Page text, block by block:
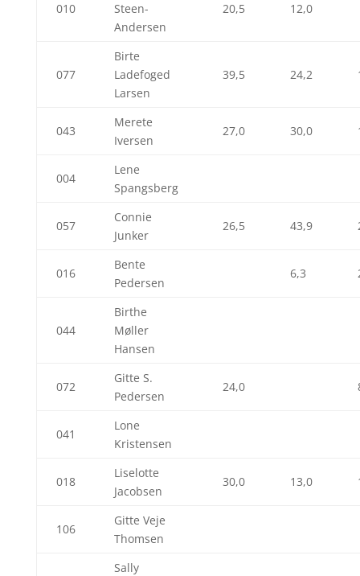
010
Steen-
Andersen
20,5 12,0
077
Birte
Ladefoged
Larsen
39,5 24,2
043
Merete
Iversen
27,0 30,0
004
Lene
Spangsberg
057
Connie
Junker
26,5 43,9
016
Bente
Pedersen
6,3
044
Birthe
Møller
Hansen
072
Gitte S.
Pedersen
24,0
041
Lone
Kristensen
018
Liselotte
Jacobsen
30,0 13,0
106
Gitte Veje
Thomsen
Sally